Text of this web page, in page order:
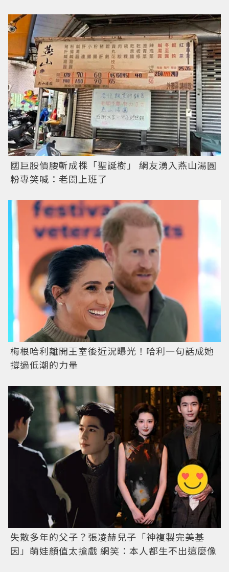
國巨股價腰斬成棵「聖誕樹」 網友湧入燕山湯圓
粉專笑喊：老闆上班了
梅根哈利離開王室後近況曝光！哈利一句話成她
撐過低潮的力量
失散多年的父子？張凌赫兒子「神複製完美基
因」萌娃顏值太搶戲 網笑：本人都生不出這麼像